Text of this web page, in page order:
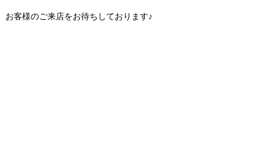
お客様のご来店をお待ちしております♪